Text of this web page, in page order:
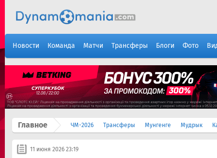
Новости Команда Матчи Трансферы Блоги Фото
Главное ЧМ-2026 Трансферы Мунгенге Мудрык
11 июня 2026 23:19